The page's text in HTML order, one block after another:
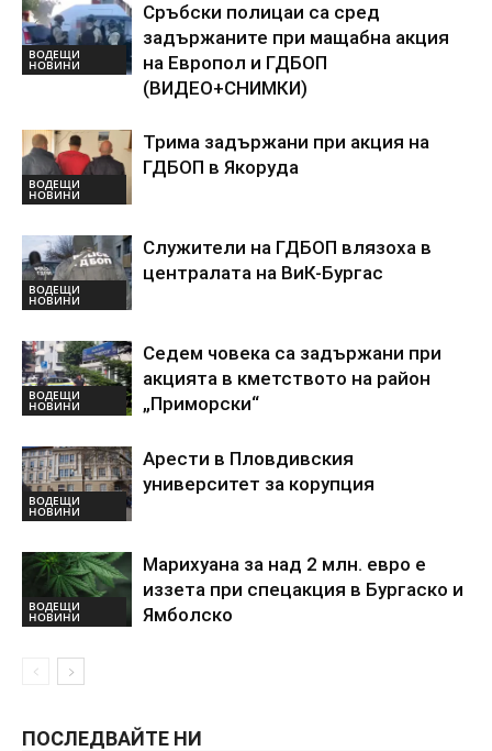
ВОДЕЩИ
НОВИНИ
Сръбски полицаи са сред
задържаните при мащабна акция
на Европол и ГДБОП
(ВИДЕО+СНИМКИ)
ВОДЕЩИ
НОВИНИ
Трима задържани при акция на
ГДБОП в Якоруда
ВОДЕЩИ
НОВИНИ
Служители на ГДБОП влязоха в
централата на ВиК-Бургас
ВОДЕЩИ
НОВИНИ
Седем човека са задържани при
акцията в кметството на район
„Приморски“
ВОДЕЩИ
НОВИНИ
Арести в Пловдивския
университет за корупция
ВОДЕЩИ
НОВИНИ
Марихуана за над 2 млн. евро е
иззета при спецакция в Бургаско и
Ямболско
ПОСЛЕДВАЙТЕ НИ